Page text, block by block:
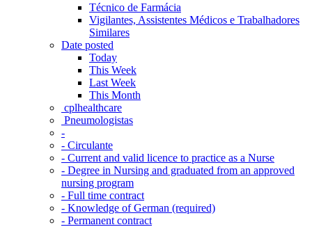
Técnico de Farmácia
Vigilantes, Assistentes Médicos e Trabalhadores
Similares
Date posted
Today
This Week
Last Week
This Month
‎ cplhealthcare‬
Pneumologistas
-
- Circulante
- Current and valid licence to practice as a Nurse
- Degree in Nursing and graduated from an approved
nursing program
- Full time contract
- Knowledge of German (required)
- Permanent contract